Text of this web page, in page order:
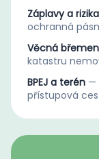
Záplavy a rizika
ochranná
Věcná
katastru
BPEJ a terén —
přístupová